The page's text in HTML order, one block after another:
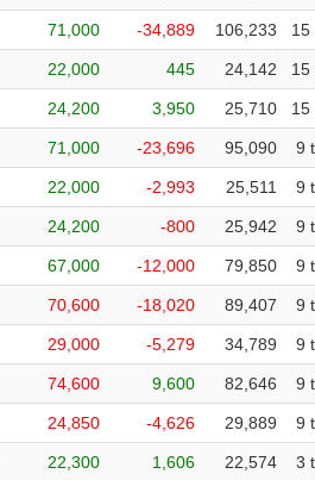
71,000 -34,889 106,233 15
22,000 445 24,142 15
24,200 3,950 25,710 15
71,000 -23,696 95,090 9
22,000 -2,993 25,511 9
24,200 -800 25,942 9
67,000 -12,000 79,850 9
70,600 -18,020 89,407 9
29,000 -5,279 34,789 9
74,600 9,600 82,646 9
24,850 -4,626 29,889 9
22,300 1,606 22,574 3